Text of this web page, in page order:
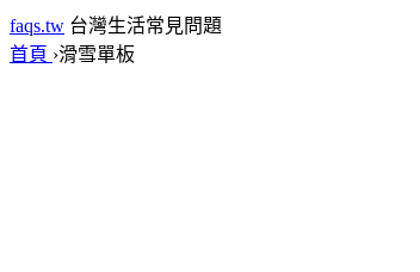
faqs.tw 台灣生活常見問題
首頁 ›滑雪單板